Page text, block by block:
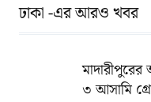
ঢাকা -এর আরও খবর
৩ আসামি